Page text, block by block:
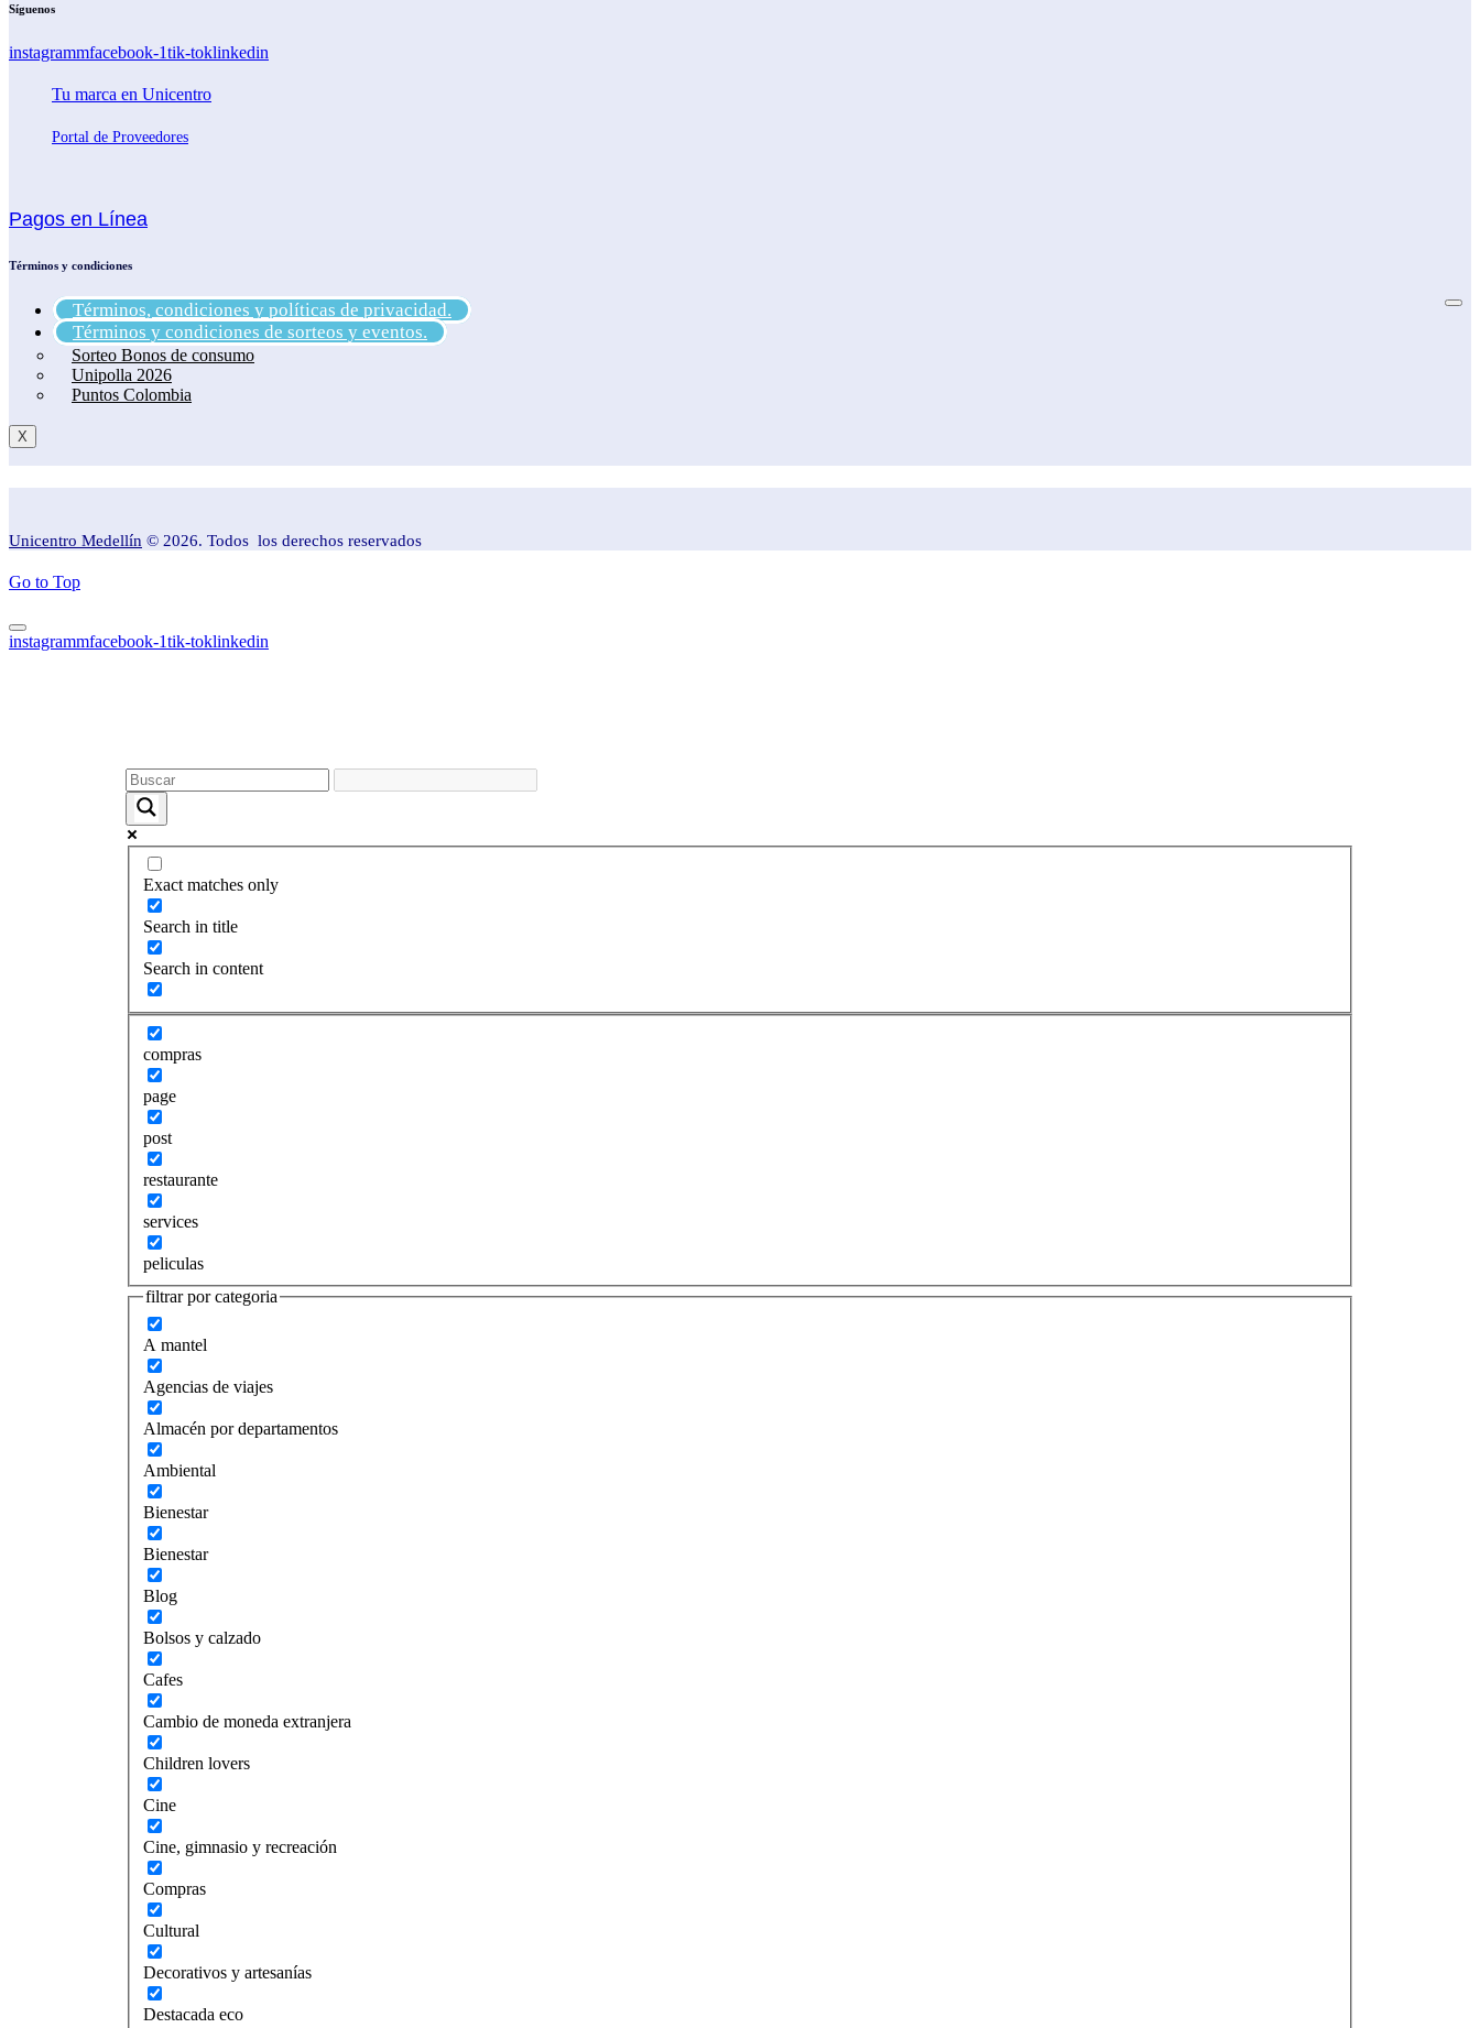
Síguenos
instagrammfacebook-1tik-toklinkedin
Tu marca en Unicentro
Portal de Proveedores
Pagos en Línea
Términos y condiciones
Términos, condiciones y políticas de privacidad.
Términos y condiciones de sorteos y eventos.
Sorteo Bonos de consumo
Unipolla 2026
Puntos Colombia
X
Unicentro Medellín © 2026. Todos los derechos reservados
Go to Top
instagrammfacebook-1tik-toklinkedin
Exact matches only
Search in title
Search in content
compras
page
post
restaurante
services
peliculas
filtrar por categoria
A mantel
Agencias de viajes
Almacén por departamentos
Ambiental
Bienestar
Bienestar
Blog
Bolsos y calzado
Cafes
Cambio de moneda extranjera
Children lovers
Cine
Cine, gimnasio y recreación
Compras
Cultural
Decorativos y artesanías
Destacada eco